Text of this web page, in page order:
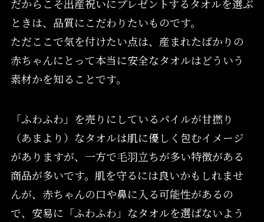
だからこそ出産祝いにプレゼントするタオルを選ぶ
ときは、品質にこだわりたいものです。
ただここで気を付けたい点は、産まれたばかりの
赤ちゃんにとって本当に安全なタオルはどういう
素材かを知ることです。
「ふわふわ」を売りにしているパイルが甘撚り
（あまより）なタオルは肌に優しく包むイメージ
がありますが、一方で毛羽立ちが多い特徴がある
商品が多いです。肌を守るには良いかもしれませ
んが、赤ちゃんの口や鼻に入る可能性があるの
で、安易に「ふわふわ」なタオルを選ばないよう